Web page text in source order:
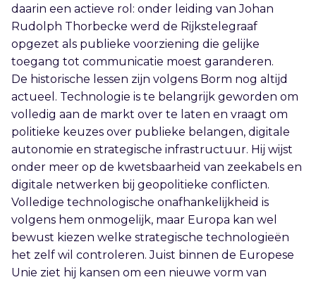
daarin een actieve rol: onder leiding van Johan
Rudolph Thorbecke werd de Rijkstelegraaf
opgezet als publieke voorziening die gelijke
toegang tot communicatie moest garanderen.
De historische lessen zijn volgens Borm nog altijd
actueel. Technologie is te belangrijk geworden om
volledig aan de markt over te laten en vraagt om
politieke keuzes over publieke belangen, digitale
autonomie en strategische infrastructuur. Hij wijst
onder meer op de kwetsbaarheid van zeekabels en
digitale netwerken bij geopolitieke conflicten.
Volledige technologische onafhankelijkheid is
volgens hem onmogelijk, maar Europa kan wel
bewust kiezen welke strategische technologieën
het zelf wil controleren. Juist binnen de Europese
Unie ziet hij kansen om een nieuwe vorm van